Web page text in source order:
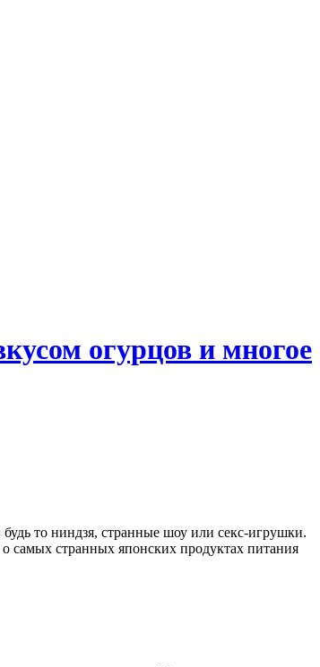
огурцов и многое
то ниндзя, странные шоу или секс-игрушки.
самых странных японских продуктах питания